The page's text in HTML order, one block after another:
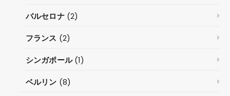
バルセロナ(2)
フランス (2)
シンガポール(1)
ベルリン (8)